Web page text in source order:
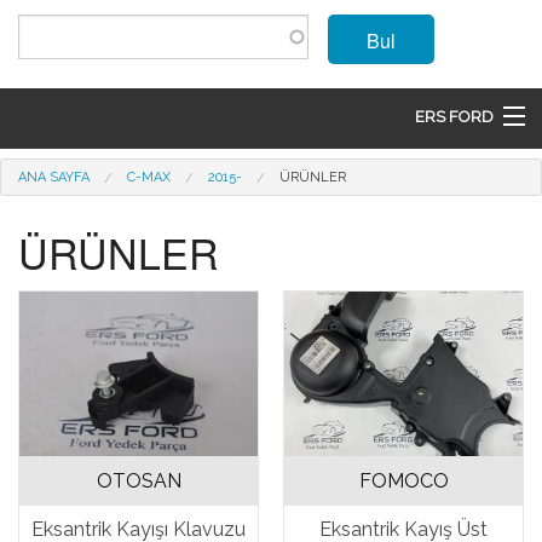
Ana içeriğe atla
Bul
ERS FORD
ANASAYFA
MODELLER
ÜRÜNLER
ÜYE OL
Buradasınız
ANA SAYFA C-MAX 2015- ÜRÜNLER
ÜRÜNLER
OTOSAN
Eksantrik Kayışı Klavuzu
FOMOCO
Eksantrik Kayış Üst